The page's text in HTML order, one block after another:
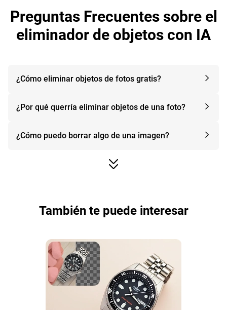
Preguntas Frecuentes sobre el
eliminador de objetos con IA
¿Cómo eliminar objetos de fotos gratis?
¿Por qué querría eliminar objetos de una foto?
¿Cómo puedo borrar algo de una imagen?
También te puede interesar